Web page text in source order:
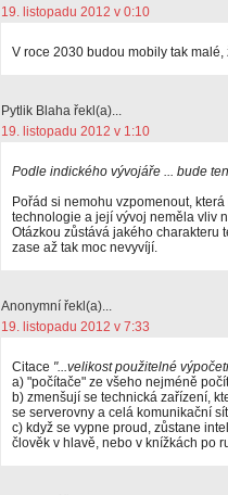
19. listopadu 2012 v 0:10
V roce 2030 budou mobily tak
Pytlik Blaha řekl(a)...
19. listopadu 2012 v 1:10
Podle indického vývojáře ... bude
Pořád si nemohu vzpomenout,
technologie a její vývoj neměla vliv
Otázkou zůstává jakého charakteru
zase až tak moc nevyvíjí.
Anonymní řekl(a)...
19. listopadu 2012 v 7:33
Citace "...velikost použitelné
a) "počítače" ze všeho nejméně
b) zmenšují se technická zařízení,
se serverovny a celá komunikační
c) když se vypne proud, zůstane
člověk v hlavě, nebo v knížkách po